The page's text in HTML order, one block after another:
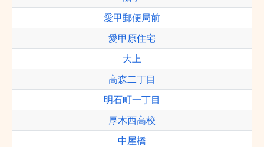
愛甲郵便局前
愛甲原住宅
大上
高森二丁目
明石町一丁目
厚木西高校
中屋橋